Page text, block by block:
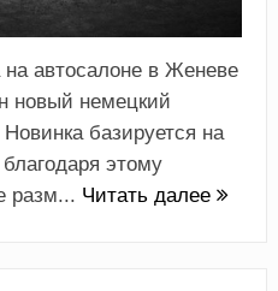
автосалоне в Женеве
новый немецкий
базируется на
этому
разм... Читать далее